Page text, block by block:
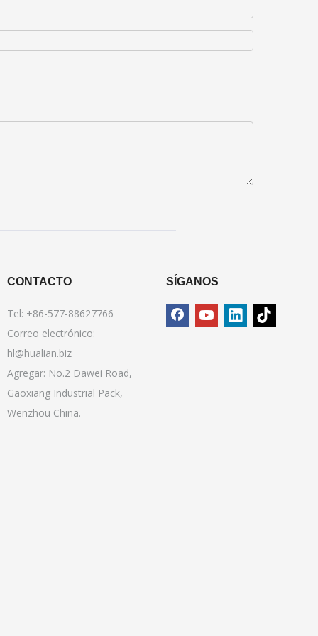
CONTACTO
Tel: +86-577-88627766
Correo electrónico:
hl@hualian.biz
Agregar: No.2 Dawei Road,
Gaoxiang Industrial Pack,
Wenzhou China.
SÍGANOS